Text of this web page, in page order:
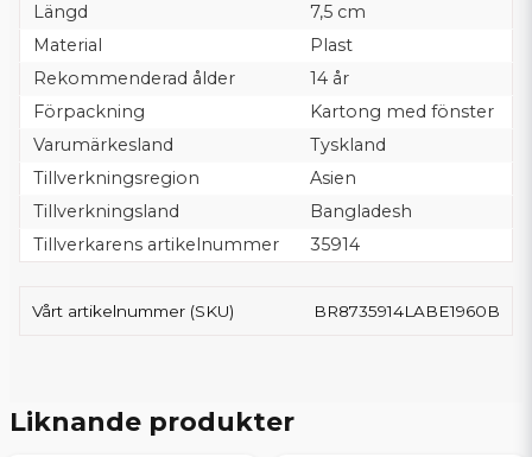
Längd
7,5 cm
Material
Plast
Rekommenderad ålder
14 år
Förpackning
Kartong med fönster
Varumärkesland
Tyskland
Tillverkningsregion
Asien
Tillverkningsland
Bangladesh
Tillverkarens artikelnummer
35914
Vårt artikelnummer (SKU) BR8735914LABE1960B
Liknande produkter